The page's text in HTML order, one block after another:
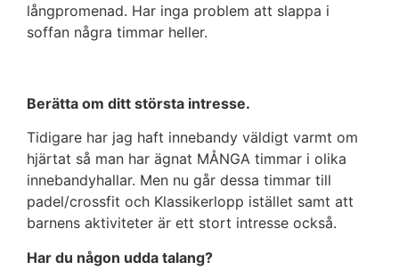
långpromenad. Har inga problem att slappa i
soffan några timmar heller.
Berätta om ditt största intresse.
Tidigare har jag haft innebandy väldigt varmt om
hjärtat så man har ägnat MÅNGA timmar i olika
innebandyhallar. Men nu går dessa timmar till
padel/crossfit och Klassikerlopp istället samt att
barnens aktiviteter är ett stort intresse också.
Har du någon udda talang?